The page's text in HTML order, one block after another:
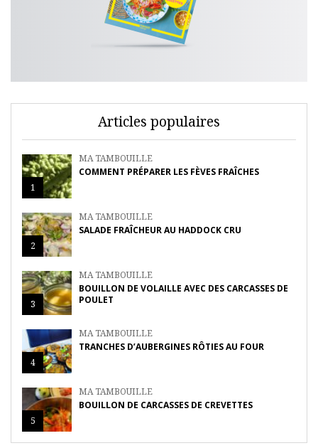
Articles populaires
1
MA TAMBOUILLE
COMMENT PRÉPARER LES FÈVES FRAÎCHES
2
MA TAMBOUILLE
SALADE FRAÎCHEUR AU HADDOCK CRU
3
MA TAMBOUILLE
BOUILLON DE VOLAILLE AVEC DES CARCASSES DE
POULET
4
MA TAMBOUILLE
TRANCHES D’AUBERGINES RÔTIES AU FOUR
5
MA TAMBOUILLE
BOUILLON DE CARCASSES DE CREVETTES